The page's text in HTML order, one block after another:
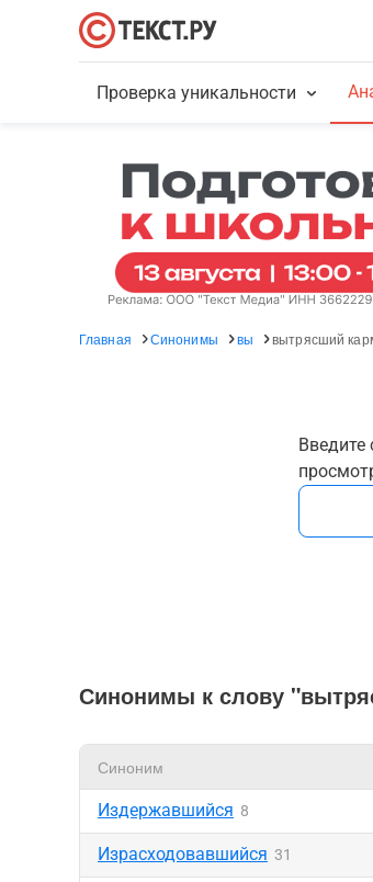
Проверка уникальности
Главная Синонимы вы вытрясший
Введите
Синонимы к слову
Синоним
Издержавшийся 8
Израсходовавшийся 31